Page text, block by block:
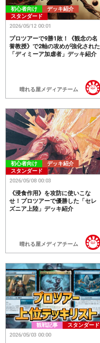
初心者向け
デッキ紹介
スタンダード
晴れる屋メディアチーム
プロツアーで9勝1敗！《観念の名
誉教授》で2軸の攻めが強化された
「ディミーア加虐者」デッキ紹介
2026/05/12 00:01
初心者向け
デッキ紹介
スタンダード
晴れる屋メディアチーム
《浸食作用》を攻防に使いこな
せ！プロツアーで優勝した「セレ
ズニア上陸」デッキ紹介
2026/05/08 00:03
観戦記事 スタンダード
2026/05/03 00:00